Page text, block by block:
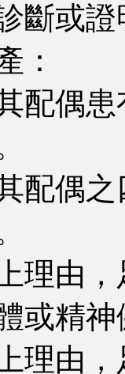
斷或
：
偶患
偶之
由，
或精
由，